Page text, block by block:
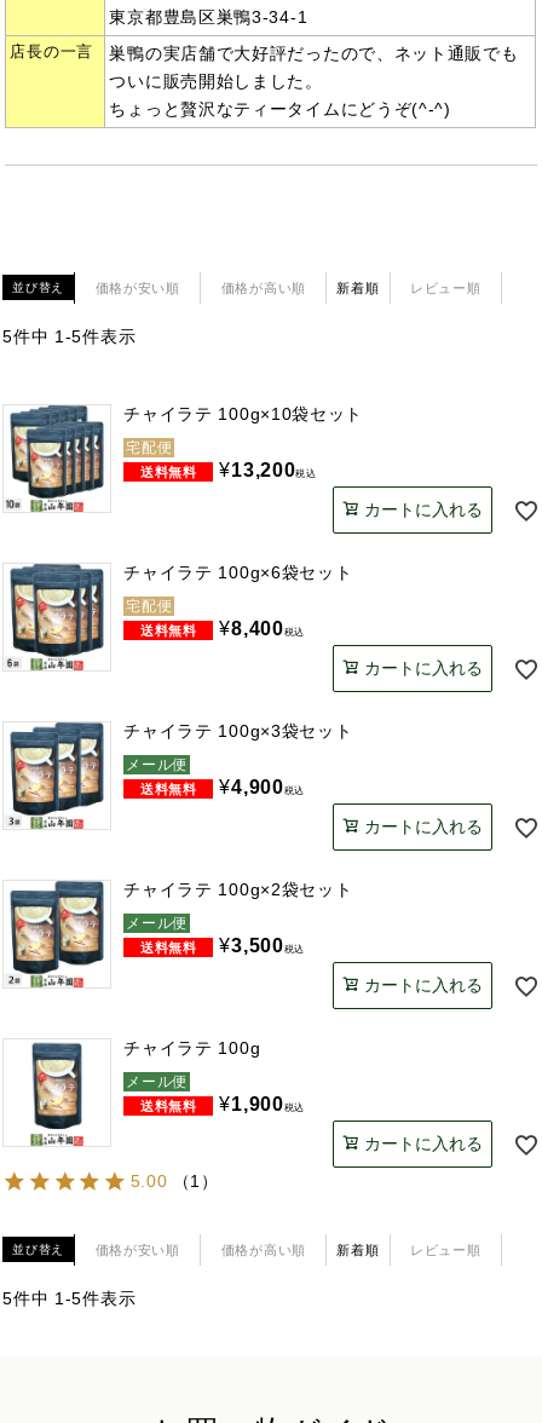
東京都豊島区巣鴨3-34-1
店長の一言
巣鴨の実店舗で大好評だったので、ネット通販でも
ついに販売開始しました。
ちょっと贅沢なティータイムにどうぞ(^-^)
並び替え 価格が安い順 価格が高い順 新着順 レビュー順
5件中 1 -5件表示
チャイラテ 100g×10袋セット
宅配便
¥13,200税込
カートに入れる
チャイラテ 100g×6袋セット
宅配便
¥8,400税込
カートに入れる
チャイラテ 100g×3袋セット
メール便
¥4,900税込
カートに入れる
チャイラテ 100g×2袋セット
メール便
¥3,500税込
カートに入れる
チャイラテ 100g
メール便
¥1,900税込
カートに入れる
5.00
（1 ）
並び替え 価格が安い順 価格が高い順 新着順 レビュー順
5件中 1 -5件表示